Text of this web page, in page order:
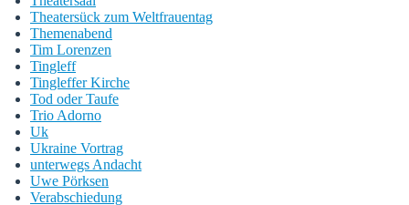
Theatersück zum Weltfrauentag
Themenabend
Tim Lorenzen
Tingleff
Tingleffer Kirche
Tod oder Taufe
Trio Adorno
Uk
Ukraine Vortrag
unterwegs Andacht
Uwe Pörksen
Verabschiedung